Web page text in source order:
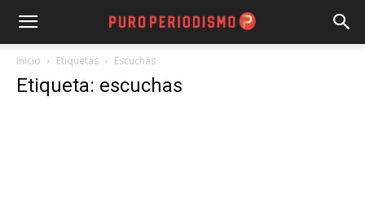
Inicio Etiquetas Escuchas
Etiqueta: escuchas